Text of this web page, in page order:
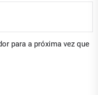
para a próxima vez que